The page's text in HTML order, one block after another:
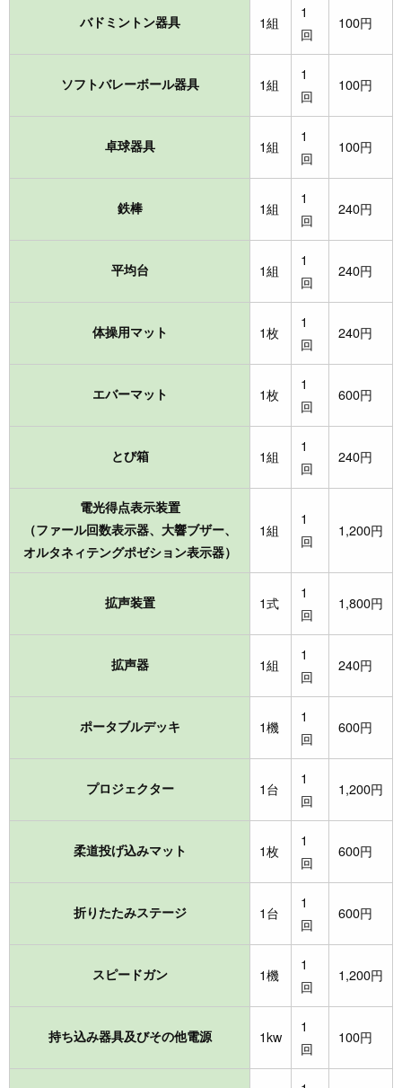
バドミントン器具 1組
1
回
100円
ソフトバレーボール器具 1組
1
回
100円
卓球器具 1組
1
回
100円
鉄棒 1組
1
回
240円
平均台 1組
1
回
240円
体操用マット 1枚
1
回
240円
エバーマット 1枚
1
回
600円
とび箱 1組
1
回
240円
電光得点表示装置
（ファール回数表示器、大響ブザー、
オルタネィテングポゼション表示器）
1組
1
回
1,200円
拡声装置 1式
1
回
1,800円
拡声器 1組
1
回
240円
ポータブルデッキ 1機
1
回
600円
プロジェクター 1台
1
回
1,200円
柔道投げ込みマット 1枚
1
回
600円
折りたたみステージ 1台
1
回
600円
スピードガン 1機
1
回
1,200円
持ち込み器具及びその他電源 1kw
1
回
100円